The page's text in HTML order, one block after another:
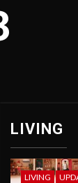
LIVING
LIVING